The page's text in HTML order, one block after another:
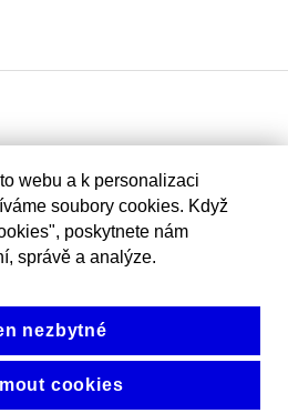
webu a k personalizaci
soubory cookies. Když
poskytnete nám
správě a analýze.
nezbytné
cookies